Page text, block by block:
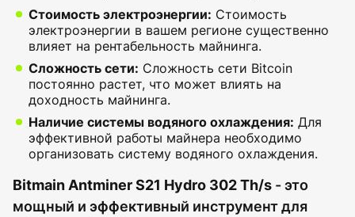
Стоимость электроэнергии: Стоимость
электроэнергии в вашем регионе существенно
влияет на рентабельность майнинга.
Сложность сети: Сложность сети Bitcoin
постоянно растет, что может влиять на
доходность майнинга.
Наличие системы водяного охлаждения: Для
эффективной работы майнера необходимо
организовать систему водяного охлаждения.
Bitmain Antminer S21 Hydro 302 Th/s - это
мощный и эффективный инструмент для